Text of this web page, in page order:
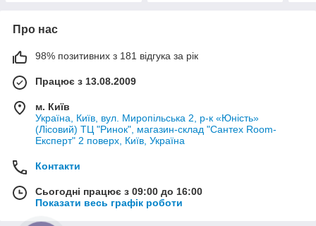
Про нас
98% позитивних з 181 відгука за рік
Працює з 13.08.2009
м. Київ
Україна, Київ, вул. Миропільська 2, р-к «Юність»
(Лісовий) ТЦ "Ринок", магазин-склад "Сантех Room-
Експерт" 2 поверх, Київ, Україна
Контакти
Сьогодні працює з 09:00 до 16:00
Показати весь графік роботи